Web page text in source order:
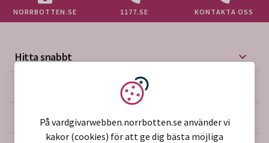
NORRBOTTEN.SE 1177.SE KONTAKTA OSS
Hitta snabbt
Mer på vårdgivarwebben
Om webbplatsen
Vi använder kakor
På vardgivarwebben.norrbotten.se använder vi
kakor (cookies) för att ge dig bästa möjliga